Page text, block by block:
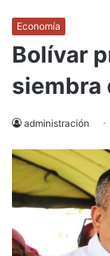
Economía
Bolívar
siembra
administración